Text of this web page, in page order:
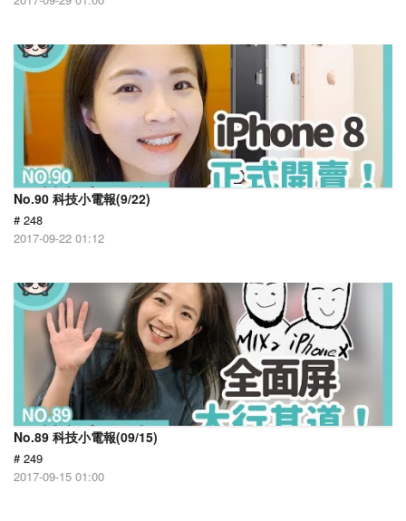
No.90 科技小電報(9/22)
# 248
2017-09-22 01:12
No.89 科技小電報(09/15)
# 249
2017-09-15 01:00